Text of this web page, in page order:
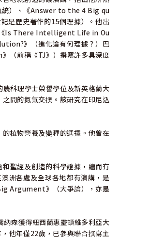
統）、《Answer to the 4 Big qu
是歷史著作的15個理據）。他出
《Is There Intelligent Life in Ou
》（進化論有何理據？）巴
（前稱《TJ》）撰寫許多具深度
科理學士榮譽學位及新英格蘭大
間的氮氣交擙。該研究在印尼込
植物營養及變種的選擇。他曾在
聖經及創造的科學證據，繼而有
各處及全球各地都有演講，是
Argument》（大爭論），亦是
森獲得紐西蘭惠靈頓維多利亞大
他年僅22歲，已參與聯合撰寫主